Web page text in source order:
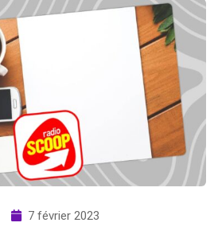
7 février 2023